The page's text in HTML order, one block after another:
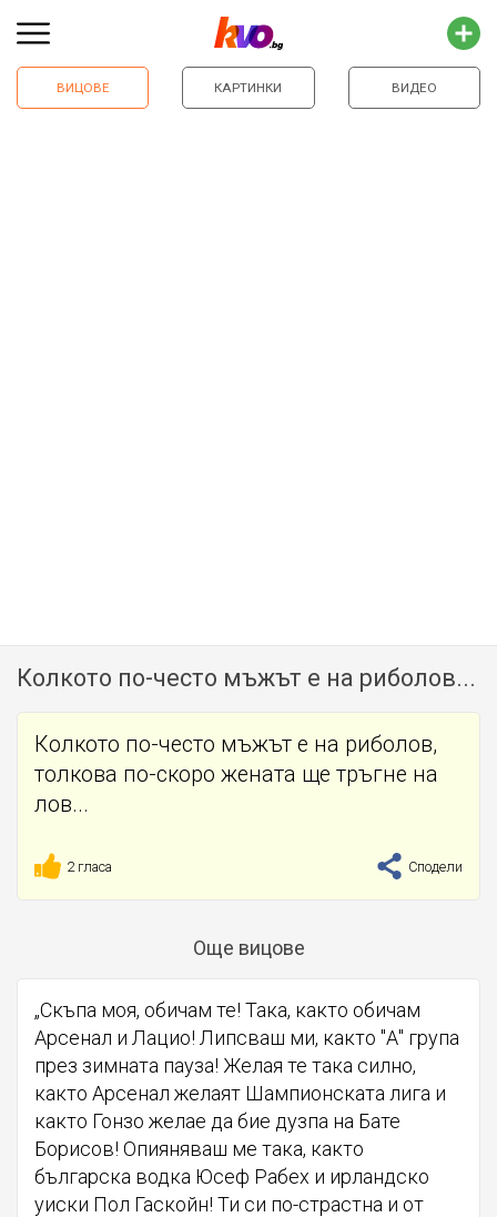
ВИЦОВЕ КАРТИНКИ ВИДЕО
Колкото по-често мъжът е на риболов...
Колкото по-често мъжът е на риболов,
толкова по-скоро жената ще тръгне на
лов...
2 гласа Сподели
Още вицове
„Скъпа моя, обичам те! Така, както обичам
Арсенал и Лацио! Липсваш ми, както "А" група
през зимната пауза! Желая те така силно,
както Арсенал желаят Шампионската лига и
както Гонзо желае да бие дузпа на Бате
Борисов! Опияняваш ме така, както
българска водка Юсеф Рабех и ирландско
уиски Пол Гаскойн! Ти си по-страстна и от